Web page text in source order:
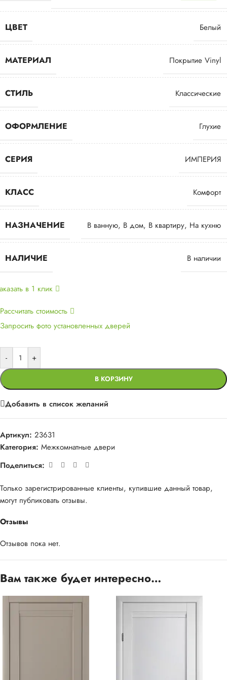
ЦВЕТ Белый
МАТЕРИАЛ Покрытие Vinyl
СТИЛЬ Классические
ОФОРМЛЕНИЕ Глухие
СЕРИЯ ИМПЕРИЯ
КЛАСС Комфорт
НАЗНАЧЕНИЕ В ванную, В дом, В квартиру, На кухню
НАЛИЧИЕ В наличии
в 1 клик
Рассчитать стоимость
Запросить фото установленных дверей
- +
В КОРЗИНУ
Добавить в список желаний
Артикул: 23631
Категория: Межкомнатные двери
Поделиться:
Отзывы
Отзывов пока нет.
Только зарегистрированные клиенты, купившие данный товар,
могут публиковать отзывы.
Вам также будет интересно…